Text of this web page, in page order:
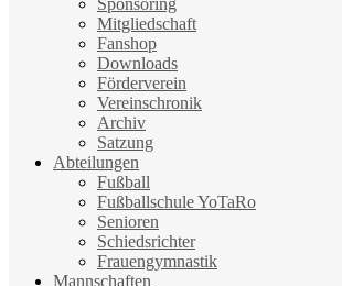
Mitgliedschaft
Fanshop
Downloads
Förderverein
Vereinschronik
Archiv
Satzung
Abteilungen
Fußball
Fußballschule YoTaRo
Senioren
Schiedsrichter
Frauengymnastik
Mannschaften